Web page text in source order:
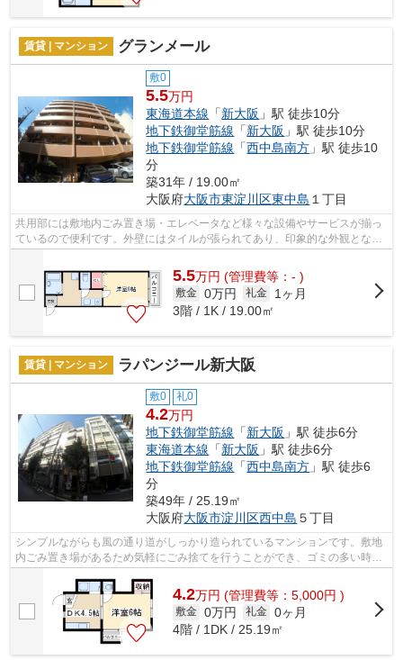
賃貸 | マンション グランメール
敷0
5.5万円
東海道本線 「新大阪 」駅 徒歩10分
地下鉄御堂筋線 「新大阪 」駅 徒歩10分
地下鉄御堂筋線 「西中島南方 」駅 徒歩10
分
築31年 / 19.00㎡
大阪府大阪市東淀川区東中島 １丁目
共用部には敷地内ごみ置き場・エレベータなど様々な設備やサービスが揃っ
ているので便利です。外壁にはタイルが張られてあり、印象的な外観となっ
5.5万円 (管理費等：- )
敷金 0万円 礼金
1ヶ月
3階 / 1K / 19.00㎡
賃貸 | マンション ラパンジール新大阪
敷0 礼0
4.2万円
地下鉄御堂筋線 「新大阪 」駅 徒歩6分
東海道本線 「新大阪 」駅 徒歩6分
地下鉄御堂筋線 「西中島南方 」駅 徒歩6
分
築49年 / 25.19㎡
大阪府大阪市淀川区西中島 ５丁目
シンプルながらも風の通り道がしっかり造られているマンションです。敷地
内ごみ置き場があるため気軽にごみ捨てを行うことができ、ゴミの多い時も
4.2万円 (管理費等：5,000円 )
敷金 0万円 礼金 0ヶ月
4階 / 1DK / 25.19㎡